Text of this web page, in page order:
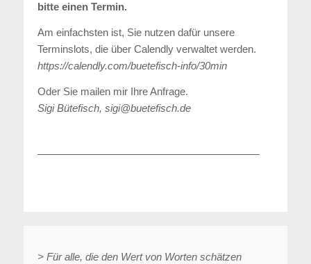
bitte einen Termin.
Am einfachsten ist, Sie nutzen dafür unsere
Terminslots, die über Calendly verwaltet werden.
https://calendly.com/buetefisch-info/30min
Oder Sie mailen mir Ihre Anfrage.
Sigi Bütefisch, sigi@buetefisch.de
> Für alle, die den Wert von Worten schätzen